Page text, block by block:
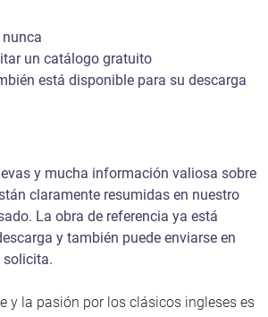
un catálogo gratuito
está disponible para su descarga
y mucha información valiosa sobre
claramente resumidas en nuestro
La obra de referencia ya está
y también puede enviarse en
solicita.
y la pasión por los clásicos ingleses es